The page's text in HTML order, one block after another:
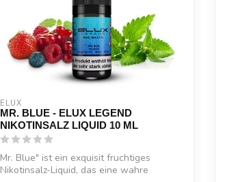
ELUX
MR. BLUE - ELUX LEGEND
NIKOTINSALZ LIQUID 10 ML
Mr. Blue" ist ein exquisit fruchtiges
Nikotinsalz-Liquid, das eine wahre